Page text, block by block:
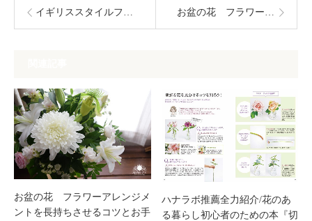
イギリススタイルフラワーアレンジメントレッスン～8月のバラを使って【フラワーアレンジメント教室兵庫県西宮市】 お盆の花 フラワーアレンジメントを長持ちさせるコツとお手入れ方法
お盆の花 フラワーアレンジメ
ントを長持ちさせるコツとお手
ハナラボ推薦全力紹介/花のあ
る暮らし初心者のための本『切